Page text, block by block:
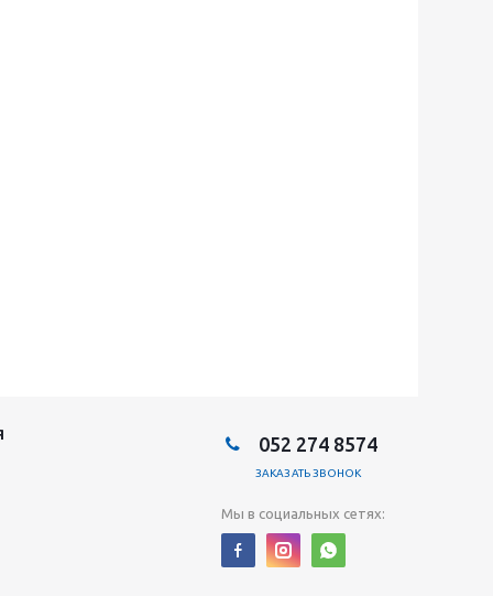
052 274 8574
ЗАКАЗАТЬ ЗВОНОК
Мы в социальных сетях: